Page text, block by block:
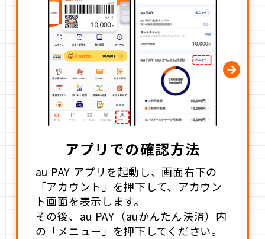
アプリでの確認方法
au PAY アプリを起動し、画面右下の
「アカウント」を押下して、アカウン
ト画面を表示します。
その後、au PAY（auかんたん決済）内
の「メニュー」を押下してください。